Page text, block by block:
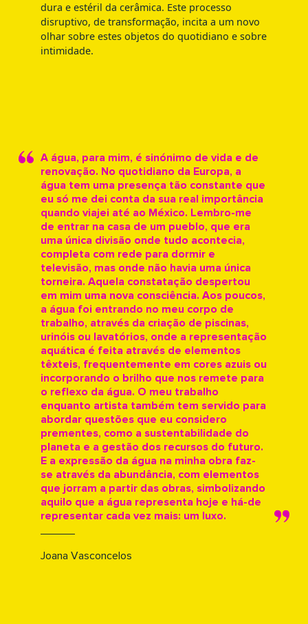
dura e estéril da cerâmica. Este processo
disruptivo, de transformação, incita a um novo
olhar sobre estes objetos do quotidiano e sobre
intimidade.
A água, para mim, é sinónimo de vida e de
renovação. No quotidiano da Europa, a
água tem uma presença tão constante que
eu só me dei conta da sua real importância
quando viajei até ao México. Lembro-me
de entrar na casa de um pueblo, que era
uma única divisão onde tudo acontecia,
completa com rede para dormir e
televisão, mas onde não havia uma única
torneira. Aquela constatação despertou
em mim uma nova consciência. Aos poucos,
a água foi entrando no meu corpo de
trabalho, através da criação de piscinas,
urinóis ou lavatórios, onde a representação
aquática é feita através de elementos
têxteis, frequentemente em cores azuis ou
incorporando o brilho que nos remete para
o reflexo da água. O meu trabalho
enquanto artista também tem servido para
abordar questões que eu considero
prementes, como a sustentabilidade do
planeta e a gestão dos recursos do futuro.
E a expressão da água na minha obra faz-
se através da abundância, com elementos
que jorram a partir das obras, simbolizando
aquilo que a água representa hoje e há-de
representar cada vez mais: um luxo.
Joana Vasconcelos